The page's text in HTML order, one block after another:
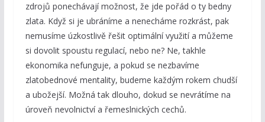
zdrojů ponechávají možnost, že jde pořád o ty bedny
zlata. Když si je ubráníme a nenecháme rozkrást, pak
nemusíme úzkostlivě řešit optimální využití a můžeme
si dovolit spoustu regulací, nebo ne? Ne, takhle
ekonomika nefunguje, a pokud se nezbavíme
zlatobednové mentality, budeme každým rokem chudší
a ubožejší. Možná tak dlouho, dokud se nevrátíme na
úroveň nevolnictví a řemeslnických cechů.